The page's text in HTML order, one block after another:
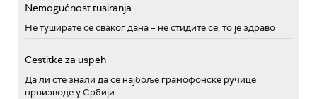
Nemogućnost tusiranja
Не туширате се сваког дана – не стидите се, то је здраво
Cestitke za uspeh
Да ли сте знали да се најбоље грамофонске ручице
производе у Србији